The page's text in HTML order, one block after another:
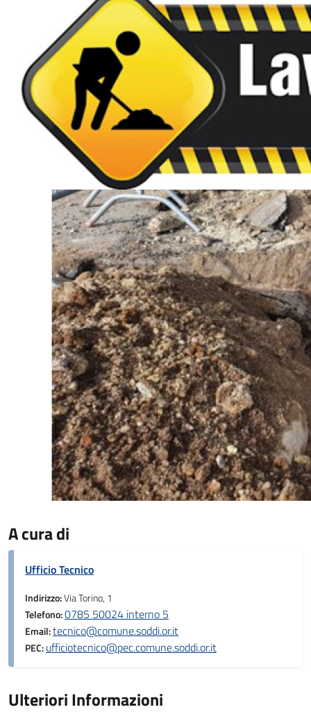
A cura di
Ufficio Tecnico
Indirizzo:Via Torino, 1
Telefono:0785 50024 interno 5
Email:tecnico@comune.soddi.or.it
PEC:ufficiotecnico@pec.comune.soddi.or.it
Ulteriori Informazioni